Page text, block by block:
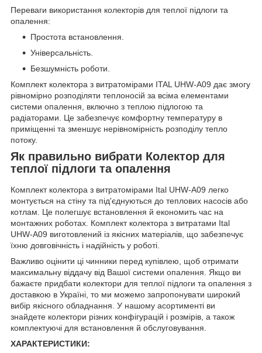
Переваги використання колекторів для теплої підлоги та
опалення:
Простота встановлення.
Універсальність.
Безшумність роботи.
Комплект колектора з витратомірами ITAL UHW-A09 дає змогу
рівномірно розподіляти теплоносій за всіма елементами
системи опалення, включно з теплою підлогою та
радіаторами. Це забезпечує комфортну температуру в
приміщенні та зменшує нерівномірність розподілу тепло
потоку.
Як правильно вибрати Колектор для
теплої підлоги та опалення
Комплект колектора з витратомірами Ital UHW-A09 легко
монтується на стіну та під'єднуються до теплових насосів або
котлам. Це полегшує встановлення й економить час на
монтажних роботах. Комплект колектора з витратами Ital
UHW-A09 виготовлений із якісних матеріалів, що забезпечує
їхню довговічність і надійність у роботі.
Важливо оцінити ці чинники перед купівлею, щоб отримати
максимальну віддачу від Вашої системи опалення. Якщо ви
бажаєте придбати колектори для теплої підлоги та опалення з
доставкою в Україні, то ми можемо запропонувати широкий
вибір якісного обладнання. У нашому асортименті ви
знайдете колектори різних конфігурацій і розмірів, а також
комплектуючі для встановлення й обслуговування.
ХАРАКТЕРИСТИКИ: